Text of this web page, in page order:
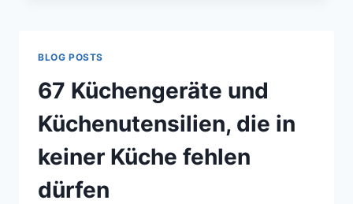
BLOG POSTS
67 Küchengeräte und
Küchenutensilien, die in
keiner Küche fehlen
dürfen